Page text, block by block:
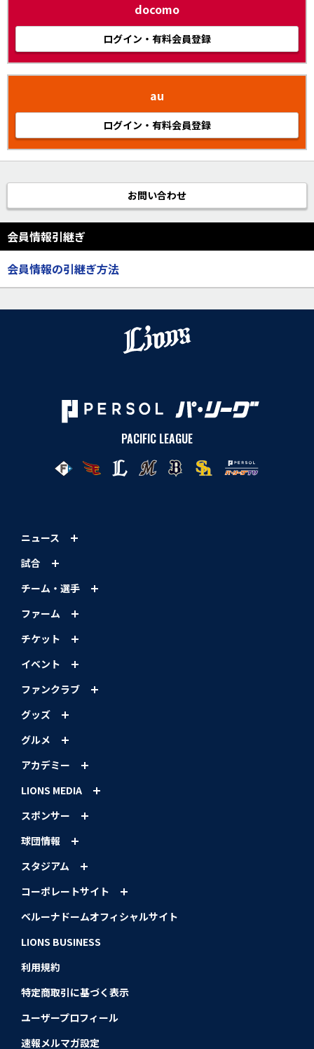
docomo
ログイン・有料会員登録
au
ログイン・有料会員登録
お問い合わせ
会員情報引継ぎ
会員情報の引継ぎ方法
PACIFIC LEAGUE
ニュース
試合
チーム・選手
ファーム
チケット
イベント
ファンクラブ
グッズ
グルメ
アカデミー
LIONS MEDIA
スポンサー
球団情報
スタジアム
コーポレートサイト
ベルーナドームオフィシャルサイト
LIONS BUSINESS
利用規約
特定商取引に基づく表示
ユーザープロフィール
速報メルマガ設定